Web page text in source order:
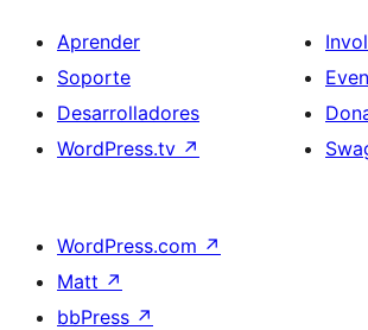
Aprender
Soporte
Desarrolladores
WordPress.tv ↗
WordPress.com ↗
Matt ↗
bbPress ↗